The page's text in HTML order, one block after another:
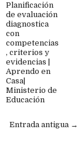
Planificación
de evaluación
diagnostica
con
competencias
, criterios y
evidencias |
Aprendo en
Casa|
Ministerio de
Educación
Entrada antigua →